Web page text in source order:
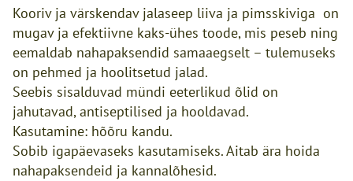
Kooriv ja värskendav jalaseep liiva ja pimsskiviga on
mugav ja efektiivne kaks-ühes toode, mis peseb ning
eemaldab nahapaksendid samaaegselt – tulemuseks
on pehmed ja hoolitsetud jalad.
Seebis sisalduvad mündi eeterlikud õlid on
jahutavad, antiseptilised ja hooldavad.
Kasutamine: hõõru kandu.
Sobib igapäevaseks kasutamiseks. Aitab ära hoida
nahapaksendeid ja kannalõhesid.